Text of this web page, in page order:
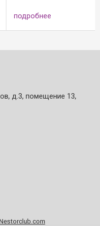
ножевые
B = 40 мм с осевым
ножевые
и
д.3, помещение 13,